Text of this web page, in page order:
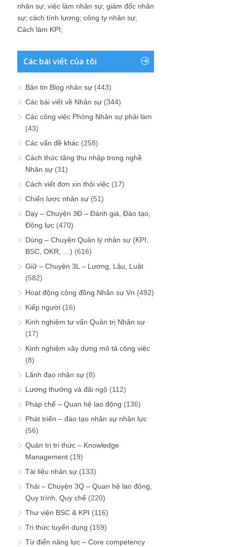
nhân sự; việc làm nhân sự; giám đốc nhân
sự; cách tính lương; công ty nhân sự;
Cách làm KPI;
Các bài viết của tôi
Bản tin Blog nhân sự (443)
Các bài viết về Nhân sự (344)
Các công việc Phòng Nhân sự phải làm
(43)
Các vấn đề khác (258)
Cách thức tăng thu nhập trong nghề
Nhân sự (31)
Cách viết đơn xin thôi việc (17)
Chiến lược nhân sự (51)
Dạy – Chuyện 3Đ – Đánh giá, Đào tạo,
Động lực (470)
Dùng – Chuyện Quản lý nhân sự (KPI,
BSC, OKR, …) (616)
Giữ – Chuyện 3L – Lương, Lậu, Luật
(582)
Hoạt động cộng đồng Nhân sự Vn (492)
Kiếp người (16)
Kinh nghiệm tư vấn Quản trị Nhân sự
(17)
Kinh nghiệm xây dựng mô tả công việc
(8)
Lãnh đạo nhân sự (8)
Lương thưởng và đãi ngộ (112)
Pháp chế – Quan hệ lao động (136)
Phát triển – đào tạo nhân sự nhân lực
(56)
Quản trị tri thức – Knowledge
Management (19)
Tài liệu nhân sự (133)
Thải – Chuyện 3Q – Quan hệ lao động,
Quy trình, Quy chế (220)
Thư viện BSC & KPI (116)
Tri thức tuyển dụng (159)
Từ điển năng lực – Core competency